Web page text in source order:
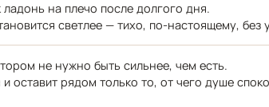
на плечо после долгого дня.
светлее — тихо, по-настоящему, без
не нужно быть сильнее, чем есть.
оставит рядом только то, от чего душе